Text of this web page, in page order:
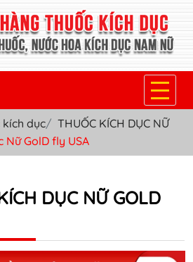
NAM
kích dục
THUỐC KÍCH DỤC NỮ
Nữ GolD fly USA
DỤC NỮ GOLD